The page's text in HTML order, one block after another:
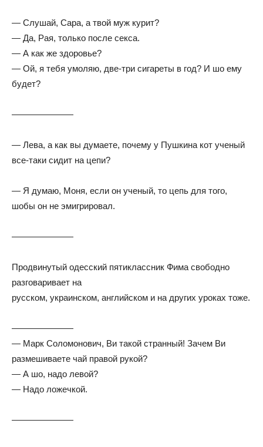
— Слушай, Сара, а твой муж курит?
— Да, Рая, только после ceкcа.
— А как же здоровье?
— Ой, я тебя умоляю, две-три сигареты в год? И шо ему
будет?
———————
— Лева, а как вы думаете, почему у Пушкина кот ученый
все-таки сидит на цепи?
— Я думаю, Моня, если он ученый, то цепь для того,
шобы он не эмигрировал.
———————
Продвинутый одесский пятиклассник Фима свободно
разговаривает на
русском, украинском, английском и на других уроках тоже.
———————
— Марк Соломонович, Ви такой странный! Зачем Ви
размешиваете чай правой рукой?
— А шо, надо левой?
— Надо ложечкой.
———————